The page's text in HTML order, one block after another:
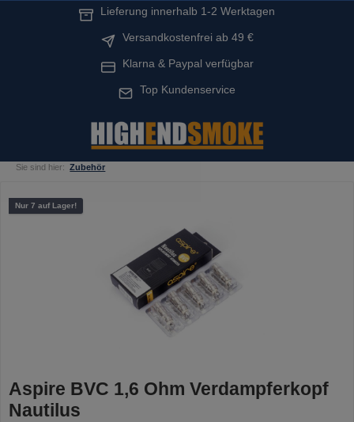
Lieferung innerhalb 1-2 Werktagen
Versandkostenfrei ab 49 €
Klarna & Paypal verfügbar
Top Kundenservice
Sie sind hier: Zubehör
Bildergalerie überspringen
Nur 7 auf Lager!
Aspire BVC 1,6 Ohm Verdampferkopf
Nautilus